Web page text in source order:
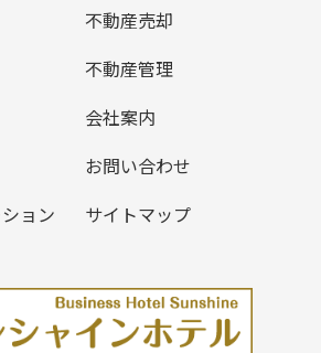
不動産売却
不動産管理
会社案内
お問い合わせ
ョン
サイトマップ